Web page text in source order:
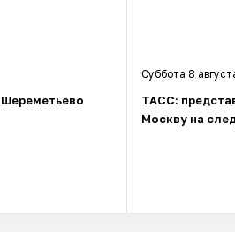
Суббота 8
ТАСС:
Москву на